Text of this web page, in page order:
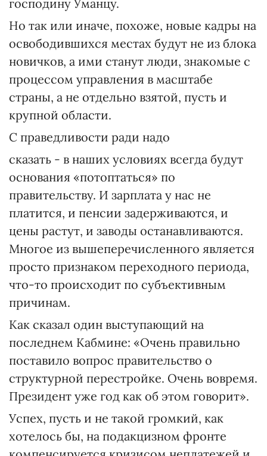
господину Уманцу.
Но так или иначе, похоже, новые кадры на
освободившихся местах будут не из блока
новичков, а ими станут люди, знакомые с
процессом управления в масштабе
страны, а не отдельно взятой, пусть и
крупной области.
С праведливости ради надо
сказать - в наших условиях всегда будут
основания «потоптаться» по
правительству. И зарплата у нас не
платится, и пенсии задерживаются, и
цены растут, и заводы останавливаются.
Многое из вышеперечисленного является
просто признаком переходного периода,
что-то происходит по субъективным
причинам.
Как сказал один выступающий на
последнем Кабмине: «Очень правильно
поставило вопрос правительство о
структурной перестройке. Очень вовремя.
Президент уже год как об этом говорит».
Успех, пусть и не такой громкий, как
хотелось бы, на подакцизном фронте